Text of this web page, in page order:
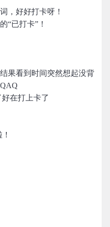
，好好打卡呀！
“已打卡”！
果看到时间突然想起没背
在打上卡了